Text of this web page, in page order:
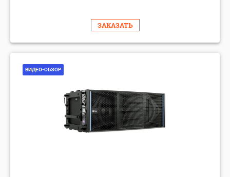
ЗАКАЗАТЬ
ВИДЕО-ОБЗОР